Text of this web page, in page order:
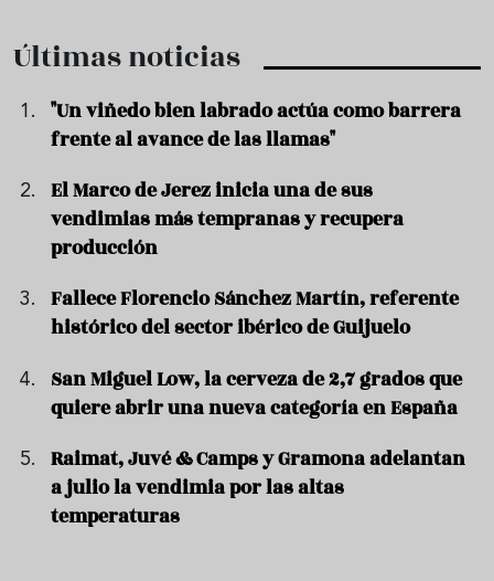
Últimas noticias
"Un viñedo bien labrado actúa como barrera
frente al avance de las llamas"
El Marco de Jerez inicia una de sus
vendimias más tempranas y recupera
producción
Fallece Florencio Sánchez Martín, referente
histórico del sector ibérico de Guijuelo
San Miguel Low, la cerveza de 2,7 grados que
quiere abrir una nueva categoría en España
Raimat, Juvé & Camps y Gramona adelantan
a julio la vendimia por las altas
temperaturas